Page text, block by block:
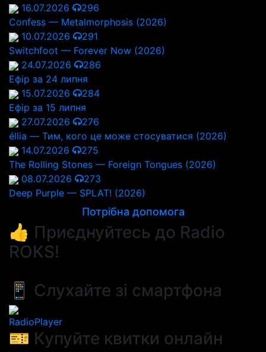
16.07.2026
296
Confess — Metalmorphosis (2026)
10.07.2026
291
Switchfoot — Forever Now (2026)
24.07.2026
286
Ефір за 24 липня
15.07.2026
284
Ефір за 15 липня
27.07.2026
276
éllia — Тим, кого це може стосуватися (2026)
14.07.2026
275
The Rolling Stones — Foreign Tongues (2026)
08.07.2026
273
Deep Purple — SPLAT! (2026)
Потрібна допомога
👍 Приєднуйтесь до Radio
ROKS!
📱 Слухайте зі смартфона
RadioPlayer
🎫 Купуйте квитки онлайн